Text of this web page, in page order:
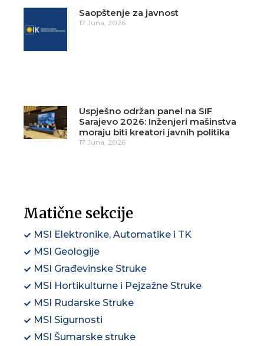
Saopštenje za javnost
17 Juna, 2026
Uspješno održan panel na SIF
Sarajevo 2026: Inženjeri mašinstva
moraju biti kreatori javnih politika
17 Juna, 2026
Matične sekcije
MSI Elektronike, Automatike i TK
MSI Geologije
MSI Građevinske Struke
MSI Hortikulturne i Pejzažne Struke
MSI Rudarske Struke
MSI Sigurnosti
MSI Šumarske struke